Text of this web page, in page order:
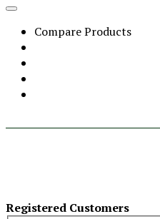
Compare Products
Registered Customers